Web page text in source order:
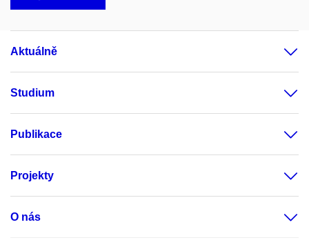
Aktuálně
Studium
Publikace
Projekty
O nás